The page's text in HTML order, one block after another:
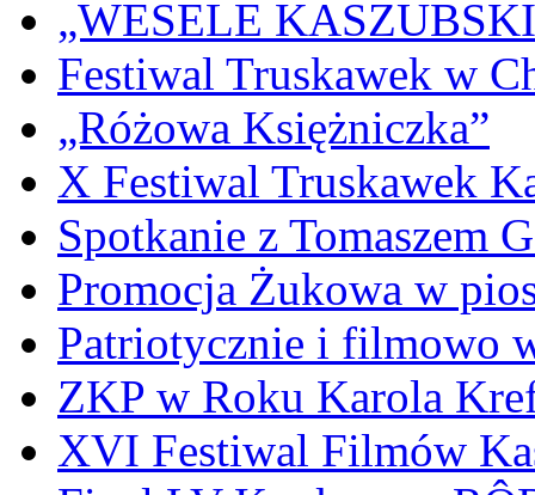
„WESELE
Festiwal Truskawek w
„Różowa Księżniczka”
X Festiwal Truskawek
Spotkanie z Tomaszem
Promocja Żukowa w
Patriotycznie i filmowo
ZKP w Roku Karola
XVI Festiwal Filmów